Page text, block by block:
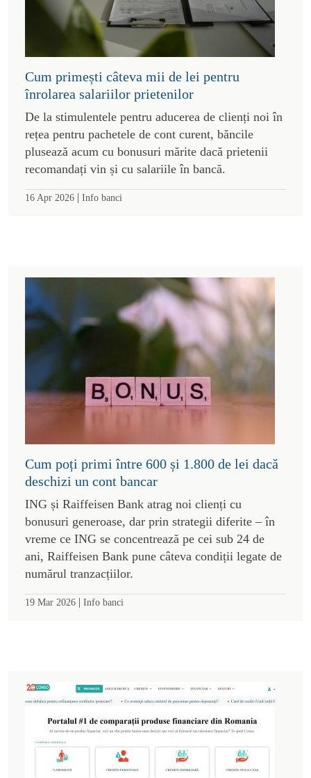
Cum primești câteva mii de lei pentru
înrolarea salariilor prietenilor
De la stimulentele pentru aducerea de clienți noi în
rețea pentru pachetele de cont curent, băncile
plusează acum cu bonusuri mărite dacă prietenii
recomandați vin și cu salariile în bancă.
16 Apr 2026 | Info banci
Cum poți primi între 600 și 1.800 de lei dacă
deschizi un cont bancar
ING și Raiffeisen Bank atrag noi clienți cu
bonusuri generoase, dar prin strategii diferite – în
vreme ce ING se concentrează pe cei sub 24 de
ani, Raiffeisen Bank pune câteva condiții legate de
numărul tranzacțiilor.
19 Mar 2026 | Info banci